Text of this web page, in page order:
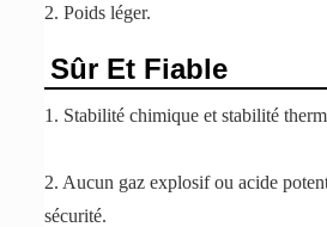
2. Poids léger.
Sûr Et Fiable
1. Stabilité chimique et stabilité
2. Aucun gaz explosif ou acide
sécurité.